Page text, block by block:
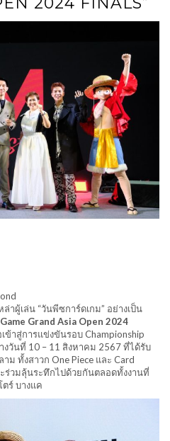
าผู้เล่น “วันพีซการ์ดเกม” อย่างเป็น
Grand Asia Open 2024
ข้าสู่การแข่งขันรอบ Championship
วันที่ 10 – 11 สิงหาคม 2567 ที่ได้รับ
ม ทั้งสาวก One Piece และ Card
ร่วมลุ้นระทึกไปด้วยกันตลอดทั้งงานที่
ร์ บางแค